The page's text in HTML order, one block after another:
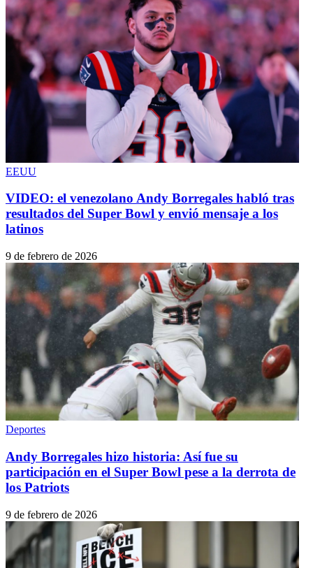
EEUU
VIDEO: el venezolano Andy Borregales habló tras
resultados del Super Bowl y envió mensaje a los
latinos
9 de febrero de 2026
Deportes
Andy Borregales hizo historia: Así fue su
participación en el Super Bowl pese a la derrota de
los Patriots
9 de febrero de 2026